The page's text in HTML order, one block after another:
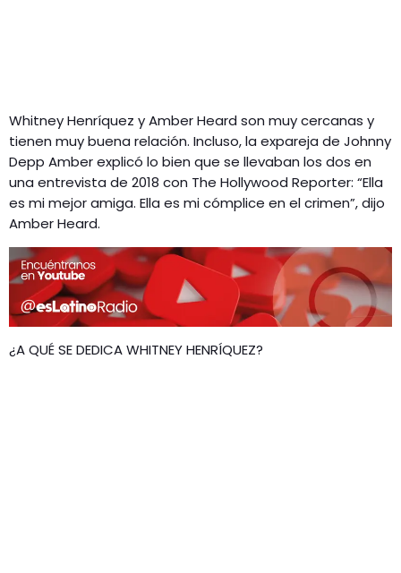
Whitney Henríquez y Amber Heard son muy cercanas y
tienen muy buena relación. Incluso, la expareja de Johnny
Depp Amber explicó lo bien que se llevaban los dos en
una entrevista de 2018 con The Hollywood Reporter: “Ella
es mi mejor amiga. Ella es mi cómplice en el crimen”, dijo
Amber Heard.
¿A QUÉ SE DEDICA WHITNEY HENRÍQUEZ?